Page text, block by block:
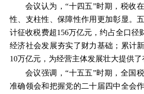
会议认为，“十四五”时期，税收
性、支柱性、保障性作用更加彰显。
计征收税费超156万亿元，约占全口径
经济社会发展夯实了财力基础；累计
10万亿元，为经营主体发展壮大提供了
会议强调，“十五五”时期，全国
准确领会和把握党的二十届四中全会